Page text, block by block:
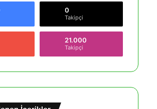
0
Takipçi
21.000
Takipçi